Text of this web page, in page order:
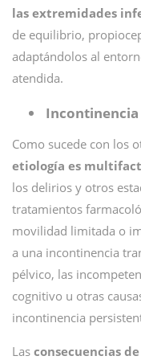
las extremidades
de equilibrio,
adaptándolos al
atendida.
Como sucede con los
etiología es
los delirios y otros
tratamientos
movilidad limitada o
a una incontinencia
pélvico, las
cognitivo u otras
incontinencia
Las consecuencias